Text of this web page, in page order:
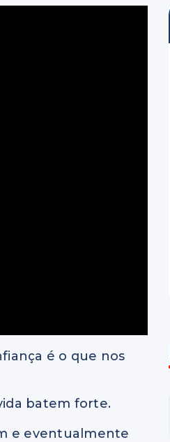
é o que nos
batem forte.
e eventualmente